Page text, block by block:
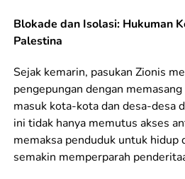
Blokade dan Isolasi: Hukuman
Palestina
Sejak kemarin, pasukan Zionis
pengepungan dengan
masuk kota-kota dan desa-desa
ini tidak hanya memutus akses
memaksa penduduk untuk hidup
semakin memperparah